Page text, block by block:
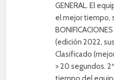
GENERAL. El
el mejor tiempo,
(edición 2022,
Clasificado
> 20 segundos.